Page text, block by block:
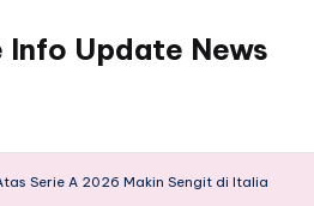
Update News
Serie A 2026 Makin Sengit di Italia